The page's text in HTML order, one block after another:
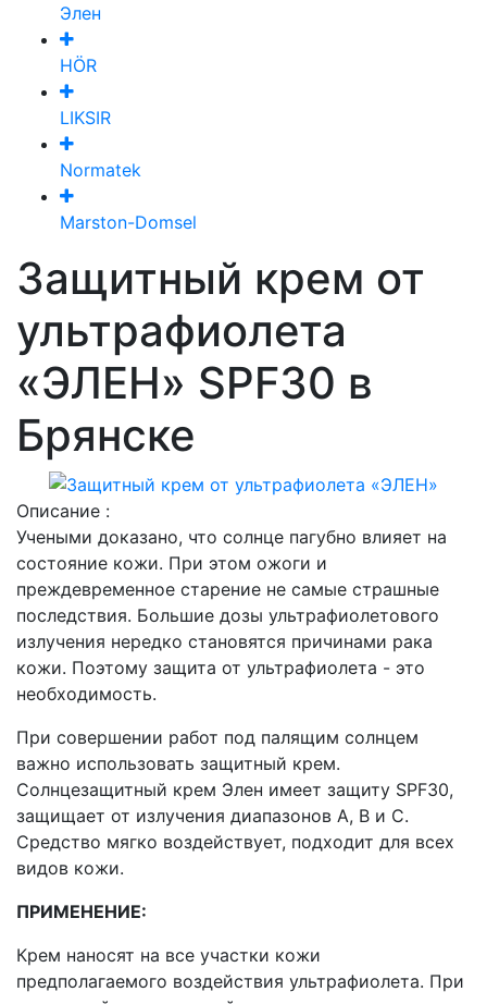
Элен
HÖR
LIKSIR
Normatek
Marston-Domsel
Защитный крем от
ультрафиолета
«ЭЛЕН» SPF30 в
Брянске
Описание :
Учеными доказано, что солнце пагубно влияет на
состояние кожи. При этом ожоги и
преждевременное старение не самые страшные
последствия. Большие дозы ультрафиолетового
излучения нередко становятся причинами рака
кожи. Поэтому защита от ультрафиолета - это
необходимость.
При совершении работ под палящим солнцем
важно использовать защитный крем.
Солнцезащитный крем Элен имеет защиту SPF30,
защищает от излучения диапазонов А, В и С.
Средство мягко воздействует, подходит для всех
видов кожи.
ПРИМЕНЕНИЕ:
Крем наносят на все участки кожи
предполагаемого воздействия ультрафиолета. При